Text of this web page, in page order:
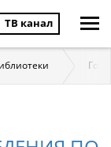
ТВ канал